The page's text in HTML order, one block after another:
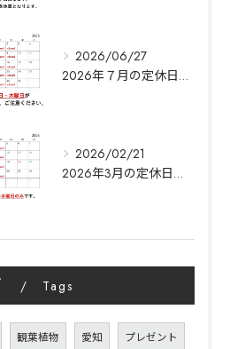
2026/06/27
2026年７月の定休日に関して|Y's garden
2026/02/21
2026年3月の定休日に関して|Y's garden
Tags
観葉植物 愛知 プレゼント